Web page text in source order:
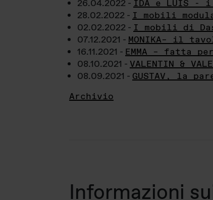
26.04.2022 - IDA e LUIS - i
28.02.2022 - I mobili
02.02.2022 - I mobili di
07.12.2021 - MONIKA– il
16.11.2021 - EMMA – fatta
08.10.2021 - VALENTIN &
08.09.2021 - GUSTAV, la
Archivio
Informazioni